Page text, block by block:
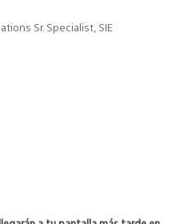
Sr. Specialist, SIE